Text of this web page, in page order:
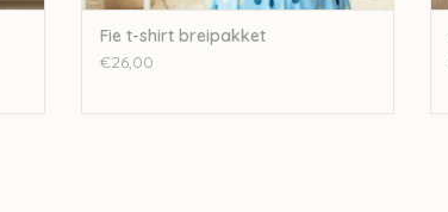
Fie t-shirt breipakket
€26,00